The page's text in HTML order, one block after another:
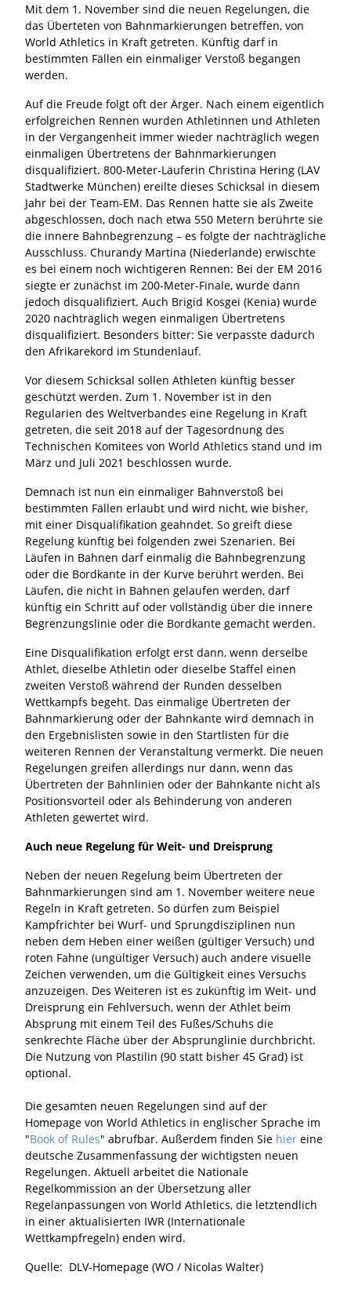
Mit dem 1. November sind die neuen Regelungen, die
das Überteten von Bahnmarkierungen betreffen, von
World Athletics in Kraft getreten. Künftig darf in
bestimmten Fällen ein einmaliger Verstoß begangen
werden.
Auf die Freude folgt oft der Ärger. Nach einem eigentlich
erfolgreichen Rennen wurden Athletinnen und Athleten
in der Vergangenheit immer wieder nachträglich wegen
einmaligen Übertretens der Bahnmarkierungen
disqualifiziert. 800-Meter-Läuferin Christina Hering (LAV
Stadtwerke München) ereilte dieses Schicksal in diesem
Jahr bei der Team-EM. Das Rennen hatte sie als Zweite
abgeschlossen, doch nach etwa 550 Metern berührte sie
die innere Bahnbegrenzung – es folgte der nachträgliche
Ausschluss. Churandy Martina (Niederlande) erwischte
es bei einem noch wichtigeren Rennen: Bei der EM 2016
siegte er zunächst im 200-Meter-Finale, wurde dann
jedoch disqualifiziert. Auch Brigid Kosgei (Kenia) wurde
2020 nachträglich wegen einmaligen Übertretens
disqualifiziert. Besonders bitter: Sie verpasste dadurch
den Afrikarekord im Stundenlauf.
Vor diesem Schicksal sollen Athleten künftig besser
geschützt werden. Zum 1. November ist in den
Regularien des Weltverbandes eine Regelung in Kraft
getreten, die seit 2018 auf der Tagesordnung des
Technischen Komitees von World Athletics stand und im
März und Juli 2021 beschlossen wurde.
Demnach ist nun ein einmaliger Bahnverstoß bei
bestimmten Fällen erlaubt und wird nicht, wie bisher,
mit einer Disqualifikation geahndet. So greift diese
Regelung künftig bei folgenden zwei Szenarien. Bei
Läufen in Bahnen darf einmalig die Bahnbegrenzung
oder die Bordkante in der Kurve berührt werden. Bei
Läufen, die nicht in Bahnen gelaufen werden, darf
künftig ein Schritt auf oder vollständig über die innere
Begrenzungslinie oder die Bordkante gemacht werden.
Eine Disqualifikation erfolgt erst dann, wenn derselbe
Athlet, dieselbe Athletin oder dieselbe Staffel einen
zweiten Verstoß während der Runden desselben
Wettkampfs begeht. Das einmalige Übertreten der
Bahnmarkierung oder der Bahnkante wird demnach in
den Ergebnislisten sowie in den Startlisten für die
weiteren Rennen der Veranstaltung vermerkt. Die neuen
Regelungen greifen allerdings nur dann, wenn das
Übertreten der Bahnlinien oder der Bahnkante nicht als
Positionsvorteil oder als Behinderung von anderen
Athleten gewertet wird.
Auch neue Regelung für Weit- und Dreisprung
Neben der neuen Regelung beim Übertreten der
Bahnmarkierungen sind am 1. November weitere neue
Regeln in Kraft getreten. So dürfen zum Beispiel
Kampfrichter bei Wurf- und Sprungdisziplinen nun
neben dem Heben einer weißen (gültiger Versuch) und
roten Fahne (ungültiger Versuch) auch andere visuelle
Zeichen verwenden, um die Gültigkeit eines Versuchs
anzuzeigen. Des Weiteren ist es zukünftig im Weit- und
Dreisprung ein Fehlversuch, wenn der Athlet beim
Absprung mit einem Teil des Fußes/Schuhs die
senkrechte Fläche über der Absprunglinie durchbricht.
Die Nutzung von Plastilin (90 statt bisher 45 Grad) ist
optional.
Die gesamten neuen Regelungen sind auf der
Homepage von World Athletics in englischer Sprache im
"Book of Rules" abrufbar. Außerdem finden Sie hier eine
deutsche Zusammenfassung der wichtigsten neuen
Regelungen. Aktuell arbeitet die Nationale
Regelkommission an der Übersetzung aller
Regelanpassungen von World Athletics, die letztendlich
in einer aktualisierten IWR (Internationale
Wettkampfregeln) enden wird.
Quelle: DLV-Homepage (WO / Nicolas Walter)